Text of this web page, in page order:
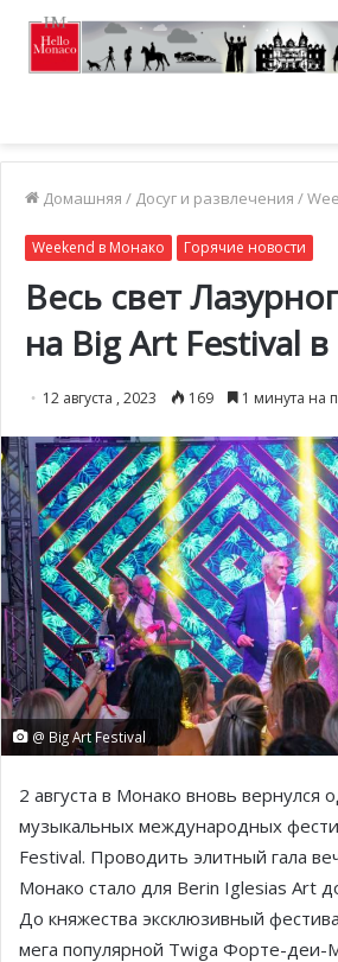
Домашняя / Досуг и развлечения /
Weekend в Монако Горячие новости
Весь свет
на Big Art Festival
12 августа , 2023 169 1 минута на
@ Big Art Festival
2 августа в Монако вновь вернулся
музыкальных международных
Festival. Проводить элитный гала
Монако стало для Berin Iglesias Art
До княжества эксклюзивный
мега популярной Twiga Форте-деи-